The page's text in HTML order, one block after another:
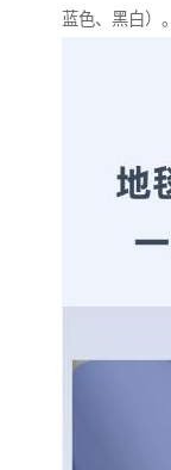
蓝色、黑白）